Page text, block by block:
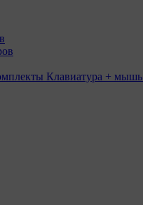
Клавиатура + мышь